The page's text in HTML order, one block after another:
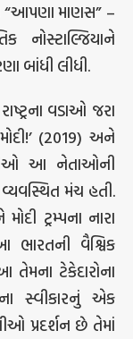
“આપણા માણસ” –
નોસ્ટાલ્જિયાને
બાંધી લીધી.
વડાઓ જરા
(2019) અને
આ નેતાઓની
મંચ હતી.
ટ્રમ્પના નારા
ભારતની વૈશ્વિક
ટેકેદારોના
સ્વીકારનું એક
પ્રદર્શન છે તેમાં